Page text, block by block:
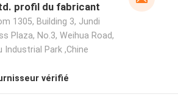
profil du fabricant
1305, Building 3, Jundi
Plaza, No.3, Weihua Road,
Industrial Park ,Chine
vérifié